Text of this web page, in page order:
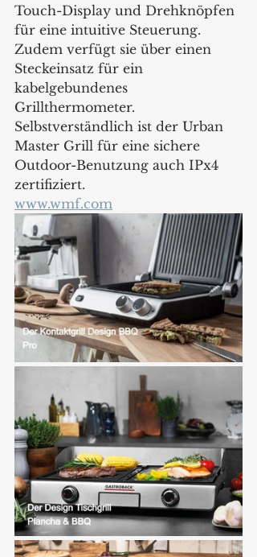
Touch-Display und Drehknöpfen
für eine intuitive Steuerung.
Zudem verfügt sie über einen
Steckeinsatz für ein
kabelgebundenes
Grillthermometer.
Selbstverständlich ist der Urban
Master Grill für eine sichere
Outdoor-Benutzung auch IPx4
zertifiziert.
www.wmf.com